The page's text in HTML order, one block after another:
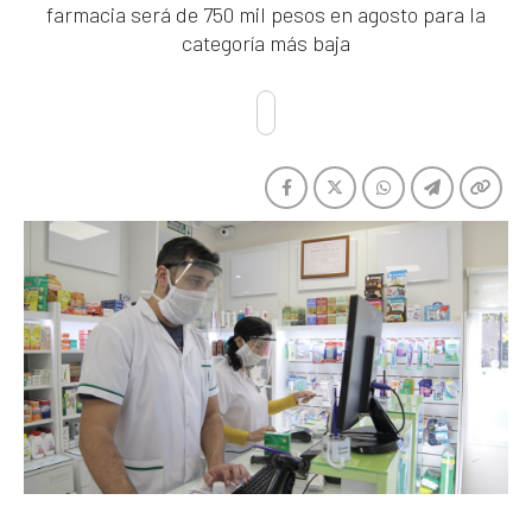
farmacia será de 750 mil pesos en agosto para la
categoría más baja